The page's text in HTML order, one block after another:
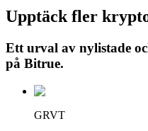
Kryptostödd lånetjänst
Upptäck fler
Ett urval av nylistade
på Bitrue.
GRVT